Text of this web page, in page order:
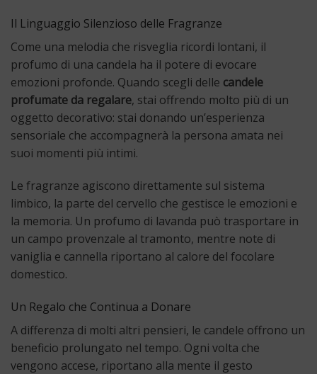
Il Linguaggio Silenzioso delle Fragranze
Come una melodia che risveglia ricordi lontani, il
profumo di una candela ha il potere di evocare
emozioni profonde. Quando scegli delle candele
profumate da regalare, stai offrendo molto più di un
oggetto decorativo: stai donando un’esperienza
sensoriale che accompagnerà la persona amata nei
suoi momenti più intimi.
Le fragranze agiscono direttamente sul sistema
limbico, la parte del cervello che gestisce le emozioni e
la memoria. Un profumo di lavanda può trasportare in
un campo provenzale al tramonto, mentre note di
vaniglia e cannella riportano al calore del focolare
domestico.
Un Regalo che Continua a Donare
A differenza di molti altri pensieri, le candele offrono un
beneficio prolungato nel tempo. Ogni volta che
vengono accese, riportano alla mente il gesto